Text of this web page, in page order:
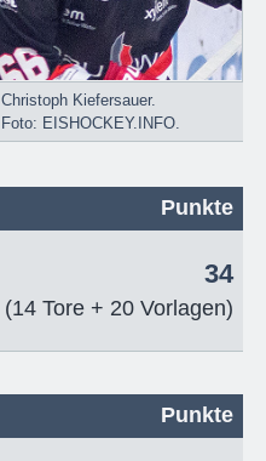
Christoph Kiefersauer.
Foto: EISHOCKEY.INFO.
Punkte
34
(14 Tore + 20 Vorlagen)
Punkte